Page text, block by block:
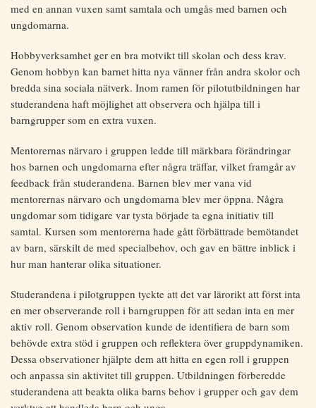
med en annan vuxen samt samtala och umgås med barnen och
ungdomarna.
Hobbyverksamhet ger en bra motvikt till skolan och dess krav.
Genom hobbyn kan barnet hitta nya vänner från andra skolor och
bredda sina sociala nätverk. Inom ramen för pilotutbildningen har
studerandena haft möjlighet att observera och hjälpa till i
barngrupper som en extra vuxen.
Mentorernas närvaro i gruppen ledde till märkbara förändringar
hos barnen och ungdomarna efter några träffar, vilket framgår av
feedback från studerandena. Barnen blev mer vana vid
mentorernas närvaro och ungdomarna blev mer öppna. Några
ungdomar som tidigare var tysta började ta egna initiativ till
samtal. Kursen som mentorerna hade gått förbättrade bemötandet
av barn, särskilt de med specialbehov, och gav en bättre inblick i
hur man hanterar olika situationer.
Studerandena i pilotgruppen tyckte att det var lärorikt att först inta
en mer observerande roll i barngruppen för att sedan inta en mer
aktiv roll. Genom observation kunde de identifiera de barn som
behövde extra stöd i gruppen och reflektera över gruppdynamiken.
Dessa observationer hjälpte dem att hitta en egen roll i gruppen
och anpassa sin aktivitet till gruppen. Utbildningen förberedde
studerandena att beakta olika barns behov i grupper och gav dem